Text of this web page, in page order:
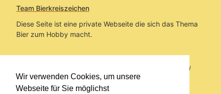
Wir verwenden Cookies, um unsere
Webseite für Sie möglichst
Team Bierkreiszeichen
Diese Seite ist eine private Webseite die sich das Thema
Bier zum Hobby macht.
Sie befinden sich auf https://www.bierkreiszeichen.at/
im Pfad:Bierkreiszeichen/Gesammelte Biere